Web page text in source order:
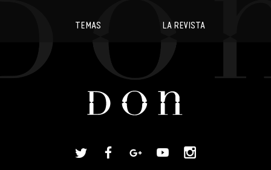
TEMAS LA REVISTA